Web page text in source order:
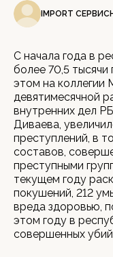
IMPORT
С начала года в
более 70,5 тысячи
этом на
девятимесячной
внутренних дел
Диваева,
преступлений, в
составов,
преступными
текущем году
покушений, 212
вреда здоровью,
этом году в
совершенных